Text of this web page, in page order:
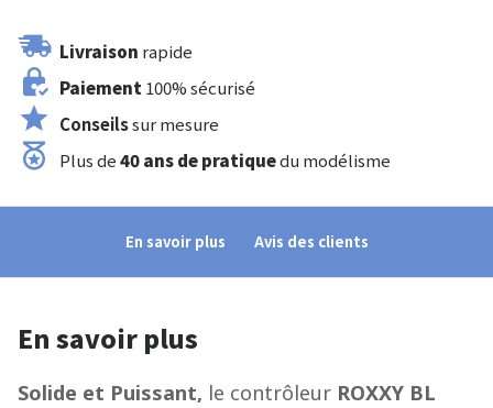
Livraison rapide
Paiement 100% sécurisé
Conseilssur mesure
Plus de40 ans de pratiquedu modélisme
En savoir plus Avis des clients
En savoir plus
Solide et Puissant, le contrôleur ROXXY BL